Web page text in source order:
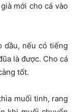
mới cho cá vào
dầu, nếu có tiếng
là được. Cho cá
tốt.
muối tinh, rang